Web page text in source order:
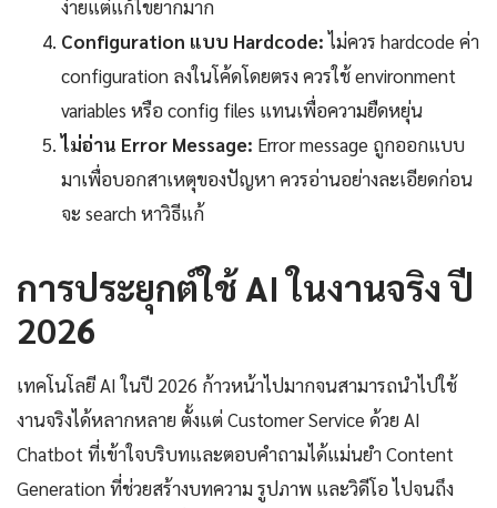
ง่ายแต่แก้ไขยากมาก
Configuration แบบ Hardcode:ไม่ควร hardcode ค่า
configuration ลงในโค้ดโดยตรง ควรใช้ environment
variables หรือ config files แทนเพื่อความยืดหยุ่น
ไม่อ่าน Error Message: Error message ถูกออกแบบ
มาเพื่อบอกสาเหตุของปัญหา ควรอ่านอย่างละเอียดก่อน
จะ search หาวิธีแก้
การประยุกต์ใช้ AI ในงานจริง ปี
2026
เทคโนโลยี AI ในปี 2026 ก้าวหน้าไปมากจนสามารถนำไปใช้
งานจริงได้หลากหลาย ตั้งแต่ Customer Service ด้วย AI
Chatbot ที่เข้าใจบริบทและตอบคำถามได้แม่นยำ Content
Generation ที่ช่วยสร้างบทความ รูปภาพ และวิดีโอ ไปจนถึง